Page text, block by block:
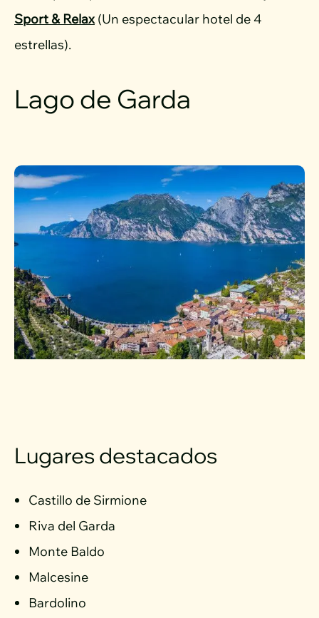
Sport & Relax (Un espectacular hotel de 4
estrellas).
Lago de Garda
Lugares destacados
Castillo de Sirmione
Riva del Garda
Monte Baldo
Malcesine
Bardolino